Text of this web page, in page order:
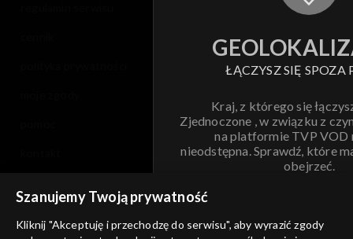
ŁĄCZYSZ SIĘ SPOZA
Kraj, z którego się
Zjednoczone , w związku z
na platformie TVP VOD
nieodstępna. Sprawdź, które
obejrzeć.
Szanujemy Twoją prywatność
Kliknij "Akceptuję i przechodzę do serwisu", aby wyrazić zgody